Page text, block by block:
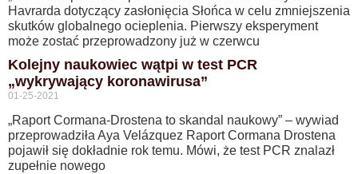
Havrarda dotyczący zasłonięcia Słońca w celu zmniejszenia
skutków globalnego ocieplenia. Pierwszy eksperyment
może zostać przeprowadzony już w czerwcu
Kolejny naukowiec wątpi w test PCR
„wykrywający koronawirusa”
01-25-2021
„Raport Cormana-Drostena to skandal naukowy” – wywiad
przeprowadziła Aya Velázquez Raport Cormana Drostena
pojawił się dokładnie rok temu. Mówi, że test PCR znalazł
zupełnie nowego